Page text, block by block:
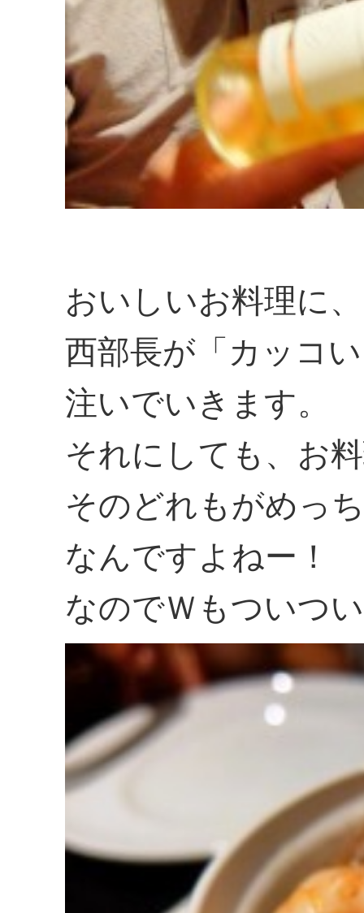
おいしいお料理に
西部長が「カッコ
注いでいきます。
それにしても、お
そのどれもがめっ
なんですよねー！
なのでＷもついつ